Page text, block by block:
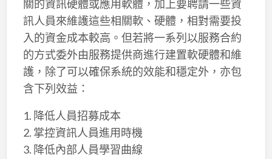
關的資訊硬體或應用軟體，加上要聘請一些資
訊人員來維護這些相關軟、硬體，相對需要投
入的資金成本較高。但若將一系列以服務合約
的方式委外由服務提供商進行建置軟硬體和維
護，除了可以確保系統的效能和穩定外，亦包
含下列效益：
1. 降低人員招募成本
2. 掌控資訊人員進用時機
3. 降低內部人員學習曲線